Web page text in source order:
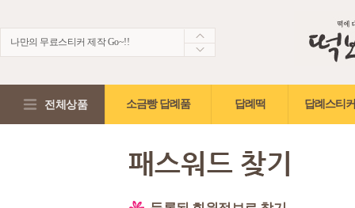
나만의 무료스티커 제작 Go~!!
적립금2,000원 + 5%적립혜택!!
전체상품 소금빵 답례품 답례떡 답례스티